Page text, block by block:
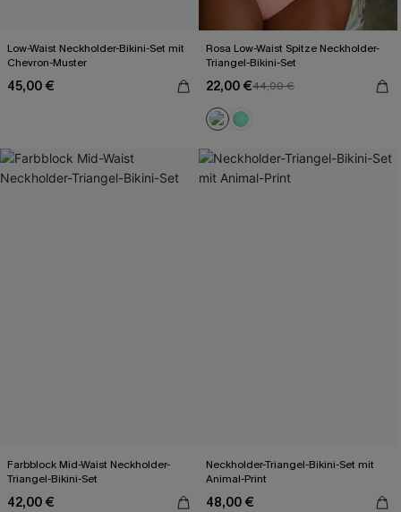
Low-Waist Neckholder-Bikini-Set mit
Chevron-Muster
45,00 €
Rosa Low-Waist Spitze Neckholder-
Triangel-Bikini-Set
22,00 €44,00 €
Farbblock Mid-Waist Neckholder-
Triangel-Bikini-Set
42,00 €
Neckholder-Triangel-Bikini-Set mit
Animal-Print
48,00 €